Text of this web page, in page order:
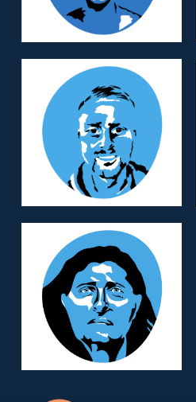
Emmanuel TETIOT
Membre d’Honneur
Team Marketing